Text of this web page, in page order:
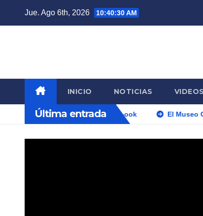
Jue. Ago 6th, 2026 10:40:31 AM
INICIO NOTICIAS VIDEOS
Última entrada El Museo Camilo